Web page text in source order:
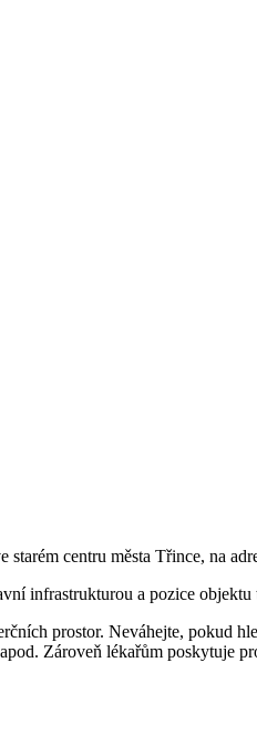
starém centru města Třince, na
infrastrukturou a pozice
prostor. Neváhejte, pokud
Zároveň lékařům poskytuje